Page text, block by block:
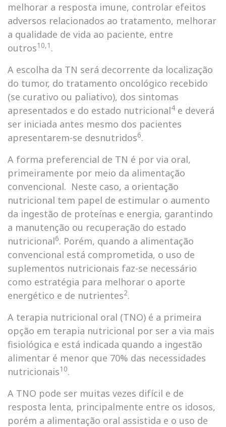
melhorar a resposta imune, controlar efeitos
adversos relacionados ao tratamento, melhorar
a qualidade de vida ao paciente, entre
outros10,1 .
A escolha da TN será decorrente da localização
do tumor, do tratamento oncológico recebido
(se curativo ou paliativo), dos sintomas
apresentados e do estado nutricional4 e deverá
ser iniciada antes mesmo dos pacientes
apresentarem-se desnutridos6.
A forma preferencial de TN é por via oral,
primeiramente por meio da alimentação
convencional. Neste caso, a orientação
nutricional tem papel de estimular o aumento
da ingestão de proteínas e energia, garantindo
a manutenção ou recuperação do estado
nutricional6. Porém, quando a alimentação
convencional está comprometida, o uso de
suplementos nutricionais faz-se necessário
como estratégia para melhorar o aporte
energético e de nutrientes2.
A terapia nutricional oral (TNO) é a primeira
opção em terapia nutricional por ser a via mais
fisiológica e está indicada quando a ingestão
alimentar é menor que 70% das necessidades
nutricionais10.
A TNO pode ser muitas vezes difícil e de
resposta lenta, principalmente entre os idosos,
porém a alimentação oral assistida e o uso de